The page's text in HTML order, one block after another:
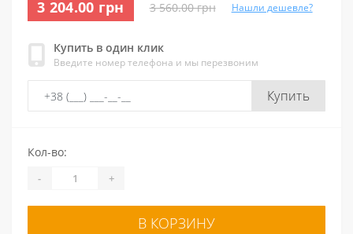
3 204.00 грн 3 560.00 грн Нашли дешевле?
Купить в один клик
Введите номер телефона и мы перезвоним
Купить
Кол-во:
- +
В КОРЗИНУ